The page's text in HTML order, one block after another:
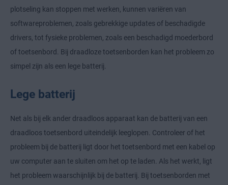
plotseling kan stoppen met werken, kunnen variëren van
softwareproblemen, zoals gebrekkige updates of beschadigde
drivers, tot fysieke problemen, zoals een beschadigd moederbord
of toetsenbord. Bij draadloze toetsenborden kan het probleem zo
simpel zijn als een lege batterij.
Lege batterij
Net als bij elk ander draadloos apparaat kan de batterij van een
draadloos toetsenbord uiteindelijk leeglopen. Controleer of het
probleem bij de batterij ligt door het toetsenbord met een kabel op
uw computer aan te sluiten om het op te laden. Als het werkt, ligt
het probleem waarschijnlijk bij de batterij. Bij toetsenborden met